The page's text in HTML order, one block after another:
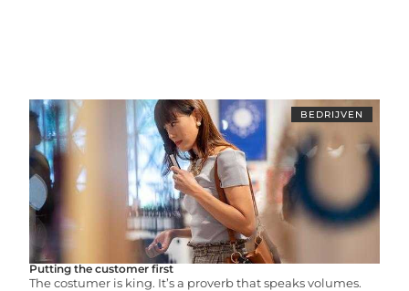
BEDRIJVEN
Putting the customer first
The costumer is king. It’s a proverb that speaks volumes.